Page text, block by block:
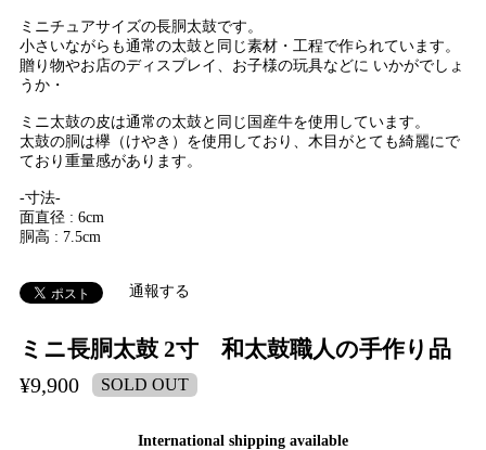
ミニ長胴太鼓 2寸 和太鼓職人の手作り品
¥9,900 SOLD OUT
International shipping available
ミニチュアサイズの長胴太鼓です。
小さいながらも通常の太鼓と同じ素材・工程で作られています。
贈り物やお店のディスプレイ、お子様の玩具などに いかがでしょ
うか・
ミニ太鼓の皮は通常の太鼓と同じ国産牛を使用しています。
太鼓の胴は欅（けやき）を使用しており、木目がとても綺麗にで
ており重量感があります。
-寸法-
面直径 : 6cm
胴高 : 7.5cm
通報する